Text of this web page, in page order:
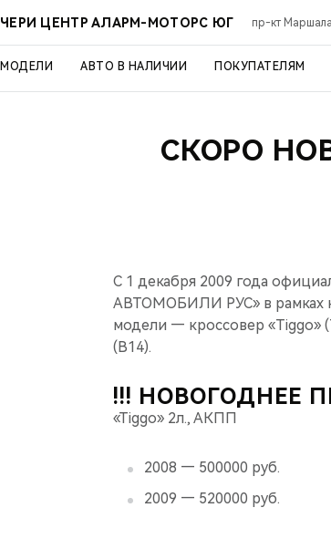
ЧЕРИ ЦЕНТР АЛАРМ-МОТОРС ЮГ пр-кт
МОДЕЛИ АВТО В НАЛИЧИИ ПОКУПАТЕЛЯМ
СКОРО
С 1 декабря 2009 года
АВТОМОБИЛИ РУС» в рамках
модели — кроссовер «Tiggo»
(B14).
!!! НОВОГОДНЕЕ
«Tiggo» 2л., АКПП
2008 — 500000 руб.
2009 — 520000 руб.